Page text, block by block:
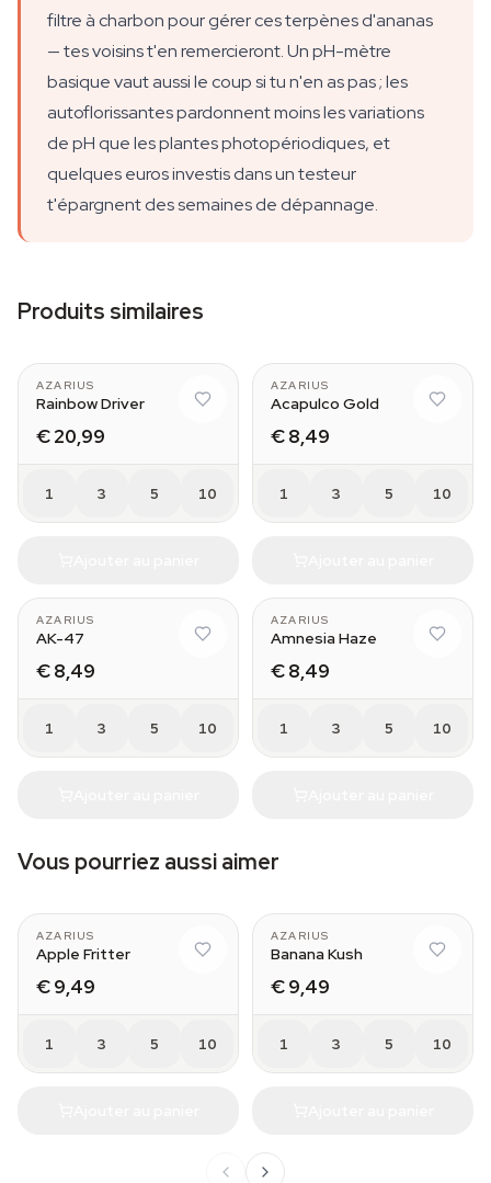
filtre à charbon pour gérer ces terpènes d'ananas
— tes voisins t'en remercieront. Un pH-mètre
basique vaut aussi le coup si tu n'en as pas ; les
autoflorissantes pardonnent moins les variations
de pH que les plantes photopériodiques, et
quelques euros investis dans un testeur
t'épargnent des semaines de dépannage.
Produits similaires
AZARIUS
Rainbow Driver
€ 20,99
1 3 5 10
AZARIUS
Acapulco Gold
€ 8,49
1 3 5 10
AZARIUS
AK-47
€ 8,49
1 3 5 10
AZARIUS
Amnesia Haze
€ 8,49
1 3 5 10
Vous pourriez aussi aimer
AZARIUS
Apple Fritter
€ 9,49
1 3 5 10
AZARIUS
Banana Kush
€ 9,49
1 3 5 10